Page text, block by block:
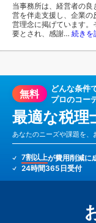
当事務所は、経営者の
営を伴走支援し、企業
営理念に掲げています
要とされ、感謝… 続きを
無料
どんな条件
プロのコー
最適な税理
あなたのニーズや課題を
7割以上が費用削減に
24時間365日受付